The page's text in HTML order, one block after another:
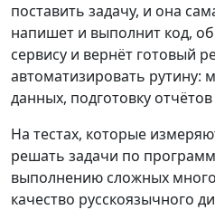
поставить задачу, и она
напишет и выполнит код,
сервису и вернёт готовый
автоматизировать рутину:
данных, подготовку
На тестах, которые
решать задачи по
выполнению сложных
качество русскоязычного